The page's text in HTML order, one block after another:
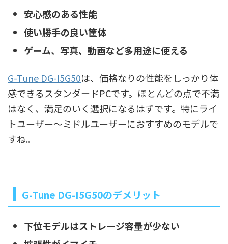
安心感のある性能
使い勝手の良い筐体
ゲーム、写真、動画など多用途に使える
G-Tune DG-I5G50は、価格なりの性能をしっかり体
感できるスタンダードPCです。ほとんどの点で不満
はなく、満足のいく選択になるはずです。特にライ
トユーザー～ミドルユーザーにおすすめのモデルで
すね。
G-Tune DG-I5G50のデメリット
下位モデルはストレージ容量が少ない